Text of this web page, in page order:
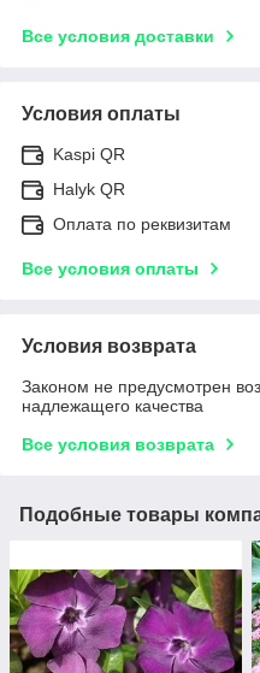
Все условия доставки
Условия оплаты
Kaspi QR
Halyk QR
Оплата по реквизитам
Все условия оплаты
Условия возврата
Законом не предусмотрен
надлежащего качества
Все условия возврата
Подобные товары